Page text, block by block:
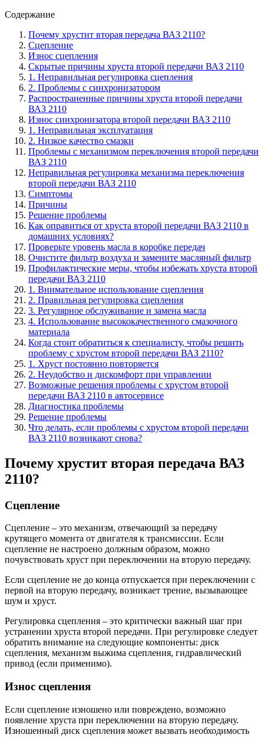
Содержание
Почему хрустит вторая передача ВАЗ 2110?
Сцепление
Износ сцепления
Скрытые причины хруста второй передачи ВАЗ 2110
1. Неправильная регулировка сцепления
2. Проблемы с синхронизатором
Распространенные причины хруста второй передачи
ВАЗ 2110
Износ синхронизатора второй передачи ВАЗ 2110
1. Неправильная эксплуатация
2. Низкое качество смазки
Проблемы с механизмом переключения второй передачи
ВАЗ 2110
Неправильная регулировка механизма переключения
второй передачи ВАЗ 2110
Симптомы
Причины
Решение проблемы
Как оправиться от хруста второй передачи ВАЗ 2110 в
домашних условиях?
Проверьте уровень масла в коробке передач
Очистите фильтр воздуха и замените масляный фильтр
Профилактические меры, чтобы избежать хруста второй
передачи ВАЗ 2110
1. Внимательное использование сцепления
2. Правильная регулировка сцепления
3. Регулярное обслуживание и замена масла
4. Использование высококачественного смазочного
материала
Когда стоит обратиться к специалисту, чтобы решить
проблему с хрустом второй передачи ВАЗ 2110?
1. Хруст постоянно повторяется
2. Неудобство и дискомфорт при управлении
Возможные решения проблемы с хрустом второй
передачи ВАЗ 2110 в автосервисе
Диагностика проблемы
Решение проблемы
Что делать, если проблемы с хрустом второй передачи
ВАЗ 2110 возникают снова?
Почему хрустит вторая передача ВАЗ
2110?
Сцепление
Сцепление – это механизм, отвечающий за передачу
крутящего момента от двигателя к трансмиссии. Если
сцепление не настроено должным образом, можно
почувствовать хруст при переключении на вторую передачу.
Если сцепление не до конца отпускается при переключении с
первой на вторую передачу, возникает трение, вызывающее
шум и хруст.
Регулировка сцепления – это критически важный шаг при
устранении хруста второй передачи. При регулировке следует
обратить внимание на следующие компоненты: диск
сцепления, механизм выжима сцепления, гидравлический
привод (если применимо).
Износ сцепления
Если сцепление изношено или повреждено, возможно
появление хруста при переключении на вторую передачу.
Изношенный диск сцепления может вызвать необходимость